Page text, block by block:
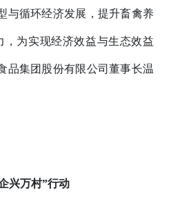
与循环经济发展，提升畜禽养
，为实现经济效益与生态效益
品集团股份有限公司董事长温
兴万村”行动